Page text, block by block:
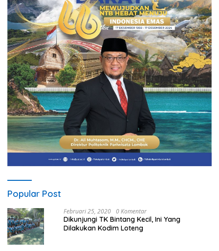
Popular Post
Februari 25, 2020 0 Komentar
Dikunjungi TK Bintang Kecil, Ini Yang
Dilakukan Kodim Loteng